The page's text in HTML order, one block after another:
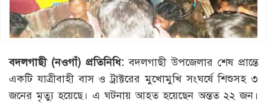
বদলগাছী (নওগাঁ) প্রতিনিধি: বদলগাছী উপজেলার শেষ প্রান্তে
একটি যাত্রীবাহী বাস ও ট্রাক্টরের মুখোমুখি সংঘর্ষে শিশুসহ ৩
জনের মৃত্যু হয়েছে। এ ঘটনায় আহত হয়েছেন অন্তত ২২ জন।